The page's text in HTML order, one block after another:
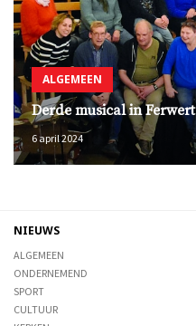
ALGEMEEN
Derde musical in Ferwert
6 april 2024
NIEUWS
ALGEMEEN
ONDERNEMEND
SPORT
CULTUUR